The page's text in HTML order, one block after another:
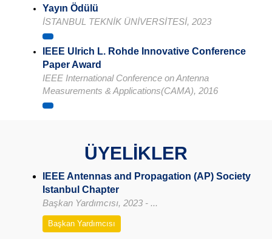
Yayın Ödülü
İSTANBUL TEKNİK ÜNİVERSİTESİ, 2023
IEEE Ulrich L. Rohde Innovative Conference
Paper Award
IEEE International Conference on Antenna
Measurements & Applications(CAMA), 2016
ÜYELİKLER
IEEE Antennas and Propagation (AP) Society
Istanbul Chapter
Başkan Yardımcısı, 2023 - ...
Başkan Yardımcısı